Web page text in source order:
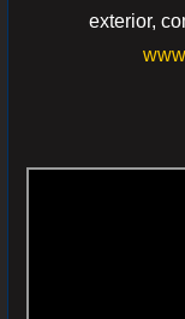
exterior,